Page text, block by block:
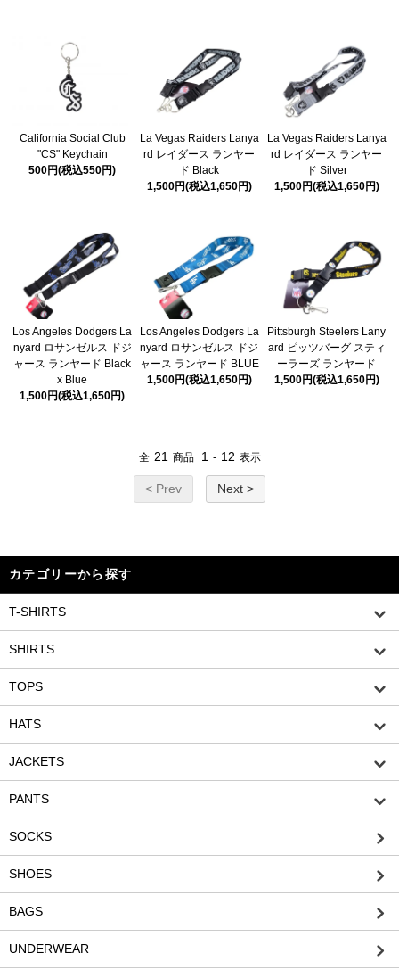
California Social Club
"CS" Keychain
500円(税込550円)
La Vegas Raiders Lanya
rd レイダース ランヤー
ド Black
1,500円(税込1,650円)
La Vegas Raiders Lanya
rd レイダース ランヤー
ド Silver
1,500円(税込1,650円)
Los Angeles Dodgers La
nyard ロサンゼルス ドジ
ャース ランヤード Black
x Blue
1,500円(税込1,650円)
Los Angeles Dodgers La
nyard ロサンゼルス ドジ
ャース ランヤード BLUE
1,500円(税込1,650円)
Pittsburgh Steelers Lany
ard ピッツバーグ スティ
ーラーズ ランヤード
1,500円(税込1,650円)
全 21 商品 1 - 12 表示
< Prev Next >
カテゴリーから探す
T-SHIRTS
SHIRTS
TOPS
HATS
JACKETS
PANTS
SOCKS
SHOES
BAGS
UNDERWEAR